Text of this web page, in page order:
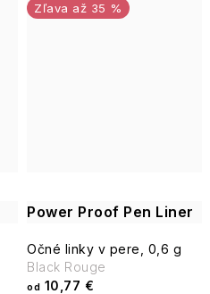
Power Proof Pen Liner
až 35 %
Očné linky v pere, 0,6 g
od 10,77 €
Black Rouge